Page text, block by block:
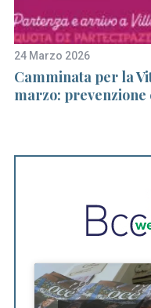
24 Marzo 2026
Camminata per la
marzo: